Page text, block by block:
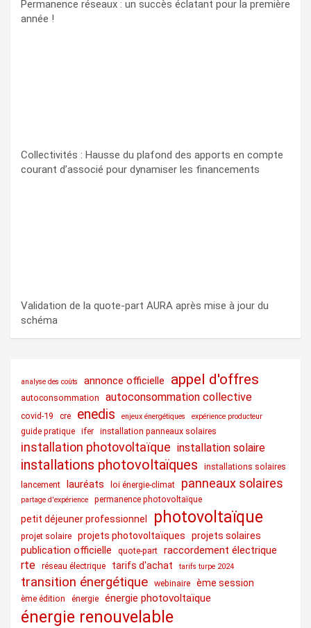
Permanence réseaux : un succès éclatant pour la première
année !
Collectivités : Hausse du plafond des apports en compte
courant d’associé pour dynamiser les financements
Validation de la quote-part AURA après mise à jour du
schéma
analyse des coûts annonce officielle appel d'offres
autoconsommation autoconsommation collective
covid-19 cre enedis enjeux énergétiques expérience producteur
guide pratique ifer installation panneaux solaires
installation photovoltaïque installation solaire
installations photovoltaïques
installations solaires
lancement
lauréats loi énergie-climat panneaux solaires
partage d'expérience permanence photovoltaïque
petit déjeuner professionnel photovoltaïque
projet solaire projets photovoltaïques projets solaires
publication officielle quote-part raccordement électrique
rte réseau électrique tarifs d'achat tarifs turpe 2024
transition énergétique webinaire ème session
ème édition énergie énergie photovoltaïque
énergie renouvelable